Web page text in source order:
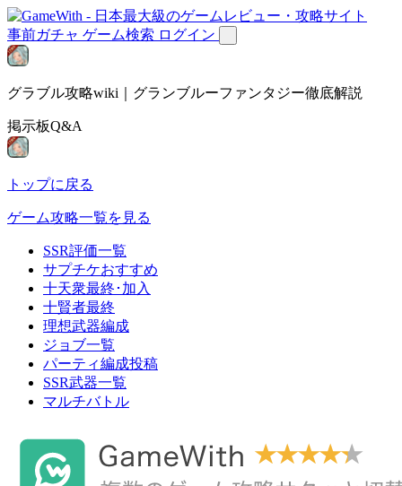
事前ガチャ ゲーム検索 ログイン
グラブル攻略wiki｜グランブルーファンタジー徹底解説
掲示板Q&A
トップに戻る
ゲーム攻略一覧を見る
SSR評価一覧
サプチケおすすめ
十天衆最終･加入
十賢者最終
理想武器編成
ジョブ一覧
パーティ編成投稿
SSR武器一覧
マルチバトル